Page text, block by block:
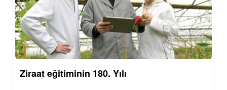
Ziraat eğitiminin 180. Yılı